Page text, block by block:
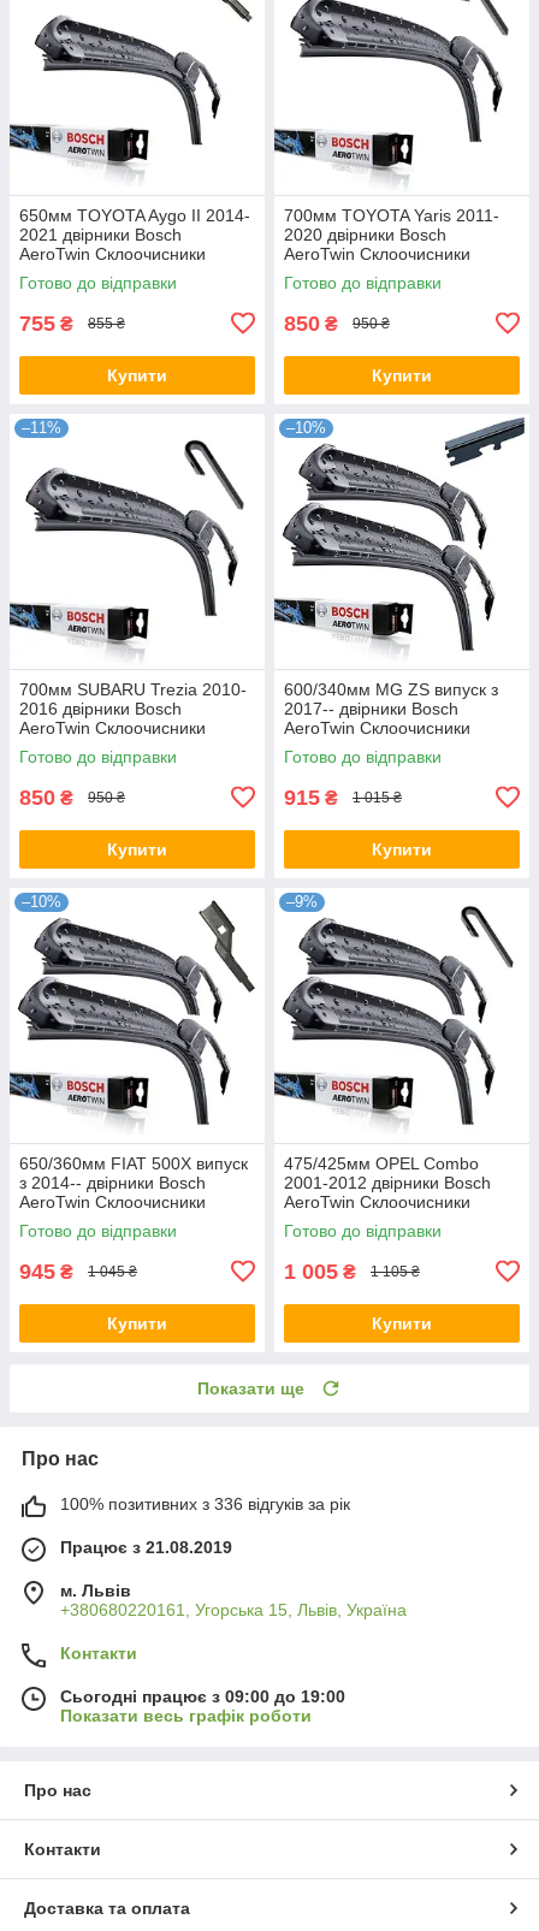
650мм TOYOTA Aygo II 2014-
2021 двірники Bosch
AeroTwin Склоочисники
Готово до відправки
755 ₴ 855 ₴
Купити
700мм TOYOTA Yaris 2011-
2020 двірники Bosch
AeroTwin Склоочисники
Готово до відправки
850 ₴ 950 ₴
Купити
–11%
700мм SUBARU Trezia 2010-
2016 двірники Bosch
AeroTwin Склоочисники
Готово до відправки
850 ₴ 950 ₴
Купити
–10%
600/340мм MG ZS випуск з
2017-- двірники Bosch
AeroTwin Склоочисники
Готово до відправки
915 ₴ 1 015 ₴
Купити
–10%
650/360мм FIAT 500X випуск
з 2014-- двірники Bosch
AeroTwin Склоочисники
Готово до відправки
945 ₴ 1 045 ₴
Купити
–9%
475/425мм OPEL Combo
2001-2012 двірники Bosch
AeroTwin Склоочисники
Готово до відправки
1 005 ₴ 1 105 ₴
Купити
Показати ще
Про нас
100% позитивних з 336 відгуків за рік
Працює з 21.08.2019
м. Львів
+380680220161, Угорська 15, Львів, Україна
Контакти
Сьогодні працює з 09:00 до 19:00
Показати весь графік роботи
Про нас
Контакти
Доставка та оплата